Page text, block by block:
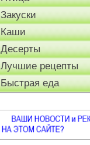
Закуски
Каши
Десерты
Лучшие рецепты
Быстрая еда